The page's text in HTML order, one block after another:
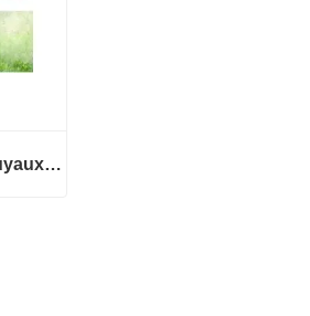
Ligne de production de tuyaux d'irrigation au goutte-à-goutte en PE